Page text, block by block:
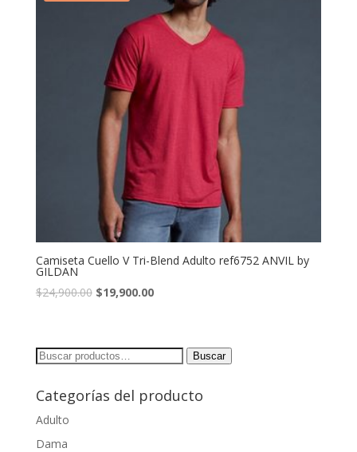
Camiseta Cuello V Tri-Blend Adulto ref6752 ANVIL by
GILDAN
$24,900.00 El
era:
$24,900.00.
$19,900.00El
es:
$19,900.00.
Buscar
Buscar
Categorías del producto
Adulto
Dama